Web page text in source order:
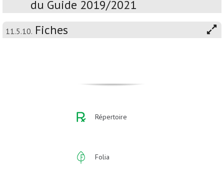
du Guide 2019/2021
11.5.10. Fiches
Répertoire
Folia